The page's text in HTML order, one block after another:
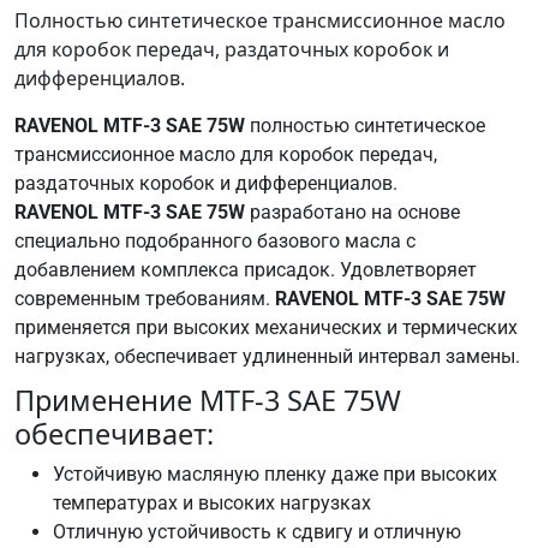
BMW
MTF-
LT-3
MTF-
LT-3
N
BOT
303
BOT
350
M3
Fiat
9.55550-
MZ6
Ford
WSS-
M2C
200-
Полностью синтетическое трансмиссионное масло
для коробок передач, раздаточных коробок и
дифференциалов.
RAVENOL MTF-3 SAE 75W полностью синтетическое
трансмиссионное масло для коробок передач,
раздаточных коробок и дифференциалов.
RAVENOL MTF-3 SAE 75W разработано на основе
специально подобранного базового масла с
добавлением комплекса присадок. Удовлетворяет
современным требованиям. RAVENOL MTF-3 SAE 75W
применяется при высоких механических и термических
нагрузках, обеспечивает удлиненный интервал замены.
Применение MTF-3 SAE 75W
обеспечивает:
Устойчивую масляную пленку даже при высоких
температурах и высоких нагрузках
Отличную устойчивость к сдвигу и отличную